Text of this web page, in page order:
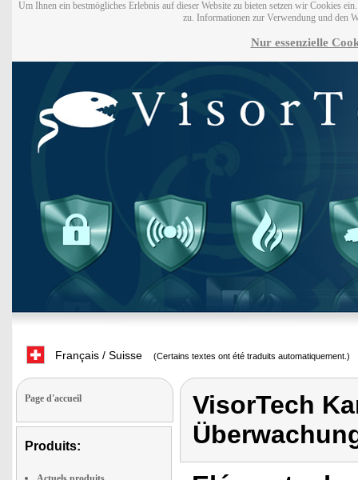
Um Ihnen ein bestmögliches Erlebnis auf dieser Website zu bieten setzen wir Cookies
zu. Informationen zur Verwendung und den
Nur essenzielle
Français / Suisse (Certains textes ont été traduits automatiquement.)
Page d'accueil
Produits:
VisorTech